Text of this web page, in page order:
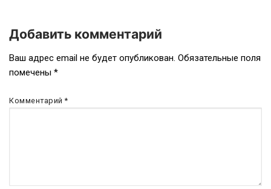
Навигация
по
записям
Добавить комментарий
Ваш адрес email не будет опубликован. Обязательные поля
помечены *
Комментарий*